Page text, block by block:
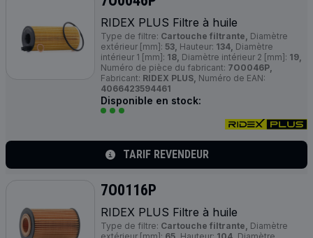
RIDEX PLUS Filtre à huile
Type de filtre: Cartouche filtrante, Diamètre
extérieur [mm]: 53, Hauteur: 134, Diamètre
intérieur 1 [mm]: 18, Diamètre intérieur 2 [mm]: 19,
Numéro de pièce du fabricant: 7O0046P,
Fabricant: RIDEX PLUS, Numéro de EAN:
4066423594461
Disponible en stock:
TARIF REVENDEUR
7O0116P
RIDEX PLUS Filtre à huile
Type de filtre: Cartouche filtrante, Diamètre